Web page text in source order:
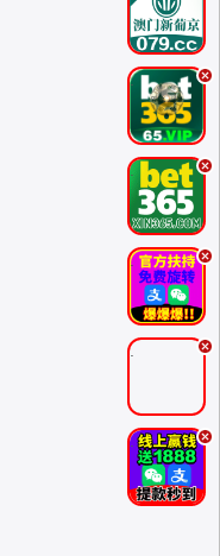
.
.
.
.
.